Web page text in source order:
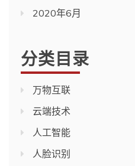
2020年6月
分类目录
万物互联
云端技术
人工智能
人脸识别